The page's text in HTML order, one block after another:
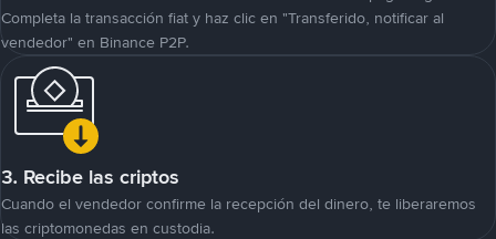
Completa la transacción fiat y haz clic en "Transferido, notificar al
vendedor" en Binance P2P.
3. Recibe las criptos
Cuando el vendedor confirme la recepción del dinero, te liberaremos
las criptomonedas en custodia.